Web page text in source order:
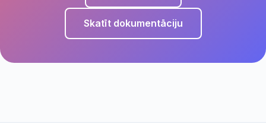
Skatīt dokumentāciju